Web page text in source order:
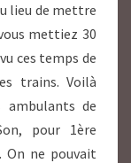
lieu de mettre
mettiez 30
ces temps de
trains. Voilà
ambulants de
pour 1ère
On ne pouvait